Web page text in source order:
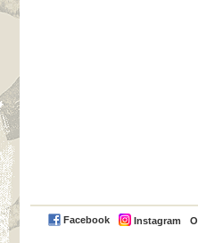
Facebook Instagram